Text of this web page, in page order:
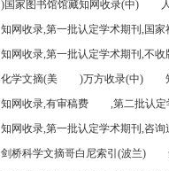
)国家图书馆馆藏知网收录(中)
知网收录,第一批认定学术期刊,国
知网收录,第一批认定学术期刊,不收
化学文摘(美
)万方收录(中)
知网收录,有审稿费
,第二批认定
知网收录,第一批认定学术期刊,咨
剑桥科学文摘哥白尼索引(波兰)